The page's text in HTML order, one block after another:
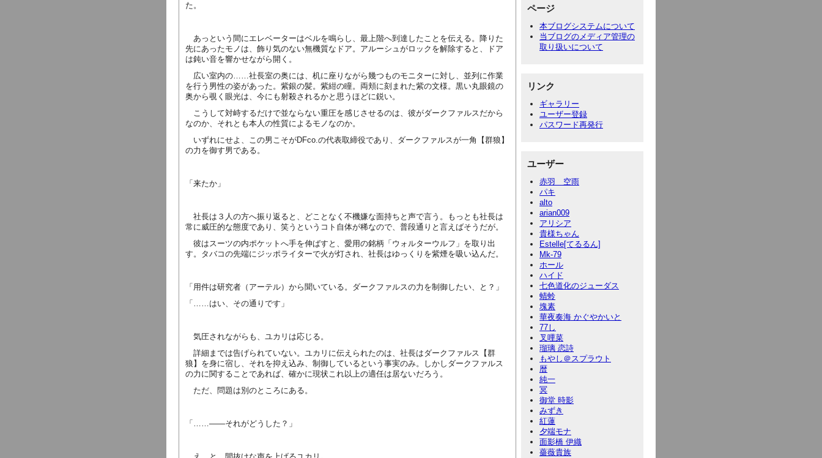
た。
あっという間にエレベーターはベルを鳴らし、最上階へ到達したことを伝える。降りた
先にあったモノは、飾り気のない無機質なドア。アルーシュがロックを解除すると、ドア
は鈍い音を響かせながら開く。
広い室内の……社長室の奥には、机に座りながら幾つものモニターに対し、並列に作業
を行う男性の姿があった。紫銀の髪。紫紺の瞳。両頬に刻まれた紫の文様。黒い丸眼鏡の
奥から覗く眼光は、今にも射殺されるかと思うほどに鋭い。
こうして対峙するだけで並ならない重圧を感じさせるのは、彼がダークファルスだから
なのか、それとも本人の性質によるモノなのか。
いずれにせよ、この男こそがDFco.の代表取締役であり、ダークファルスが一角【群狼】
の力を御す男である。
「来たか」
社長は３人の方へ振り返ると、どことなく不機嫌な面持ちと声で言う。もっとも社長は
常に威圧的な態度であり、笑うというコト自体が稀なので、普段通りと言えばそうだが。
彼はスーツの内ポケットへ手を伸ばすと、愛用の銘柄「ウォルターウルフ」を取り出
す。タバコの先端にジッポライターで火が灯され、社長はゆっくりを紫煙を吸い込んだ。
「用件は研究者（アーテル）から聞いている。ダークファルスの力を制御したい、と？」
「……はい、その通りです」
気圧されながらも、ユカリは応じる。
詳細までは告げられていない。ユカリに伝えられたのは、社長はダークファルス【群
狼】を身に宿し、それを抑え込み、制御しているという事実のみ。しかしダークファルス
の力に関することであれば、確かに現状これ以上の適任は居ないだろう。
ただ、問題は別のところにある。
「……――それがどうした？」
ページ
本ブログシステムについて
当ブログのメディア管理の
取り扱いについて
リンク
ギャラリー
ユーザー登録
パスワード再発行
ユーザー
赤羽 空雨
パキ
alto
arian009
アリシア
貴様ちゃん
Estelle[てるるん]
Mk-79
ホール
ハイド
七色道化のジューダス
蜻蛉
塊素
華夜奏海 かぐやかいと
77し
叉哩菜
瑠璃 恋詩
もやし＠スプラウト
暦
純一
冥
御堂 時影
みずき
紅蓮
夕端モナ
面影橋 伊織
薔薇貴族